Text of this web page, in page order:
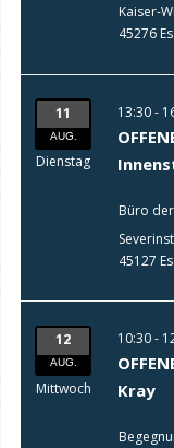
Kaiser-
45276
11
AUG.
Dienstag
13:30 -
Büro
45127
12
AUG.
Mittwoch
10:30 -
Kray